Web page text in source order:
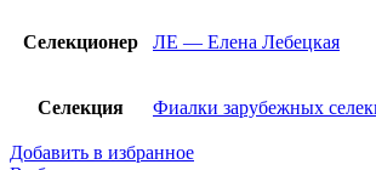
Селекционер ЛЕ — Елена Лебецкая
Селекция Фиалки зарубежных
Добавить в избранное